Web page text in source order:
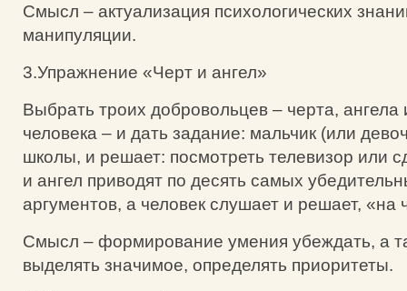
Смысл – актуализация психологических
манипуляции.
3.Упражнение «Черт и ангел»
Выбрать троих добровольцев – черта, ангела
человека – и дать задание: мальчик (или
школы, и решает: посмотреть телевизор или
и ангел приводят по десять самых
аргументов, а человек слушает и решает, «на
Смысл – формирование умения убеждать, а
выделять значимое, определять приоритеты.